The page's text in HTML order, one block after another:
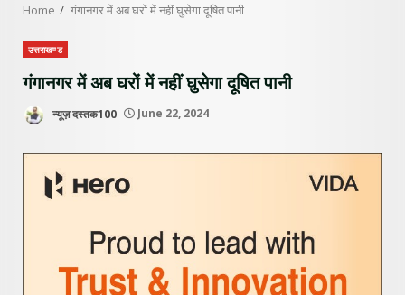
Home गंगानगर में अब घरों में नहीं घुसेगा दूषित पानी
उत्तराखण्ड
गंगानगर में अब घरों में नहीं घुसेगा दूषित पानी
न्यूज़ दस्तक100 June 22, 2024